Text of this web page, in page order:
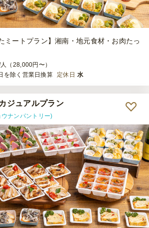
ミートプラン】湘南・地元食材・お肉たっ
（28,000円〜）
を除く営業日換算 定休日 水
ジュアルプラン
ナンパントリー)